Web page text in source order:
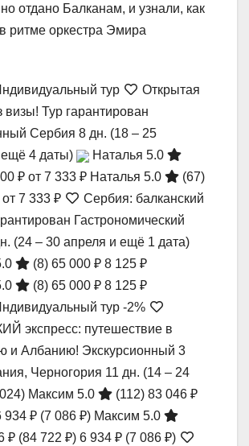
отдано Балканам, и узнали, как
ритме оркестра Эмира
тур
Открытая
Тур гарантирован
Сербия 8 дн. (18 – 25
4 даты)
Наталья 5.0
₽ от 7 333 ₽ Наталья 5.0
(67)
от 7 333 ₽
Сербия: балканский
Гастрономический
(24 – 30 апреля и ещё 1 дата)
(8) 65 000 ₽ 8 125 ₽
(8) 65 000 ₽ 8 125 ₽
тур -2%
экспресс: путешествие в
и Албанию! Экскурсионный 3
Черногория 11 дн. (14 – 24
Максим 5.0 (112) 83 046 ₽
934 ₽ (7 086 ₽) Максим 5.0
₽ (84 722 ₽) 6 934 ₽ (7 086 ₽)